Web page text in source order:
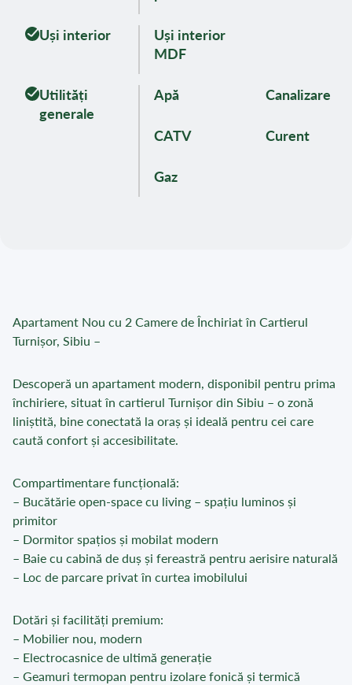
Uși interior
Uși interior
MDF
Utilități
generale
Apă Canalizare
CATV Curent
Gaz
Apartament Nou cu 2 Camere de Închiriat în Cartierul
Turnișor, Sibiu –
Descoperă un apartament modern, disponibil pentru prima
închiriere, situat în cartierul Turnișor din Sibiu – o zonă
liniștită, bine conectată la oraș și ideală pentru cei care
caută confort și accesibilitate.
Compartimentare funcțională:
– Bucătărie open-space cu living – spațiu luminos și
primitor
– Dormitor spațios și mobilat modern
– Baie cu cabină de duș și fereastră pentru aerisire naturală
– Loc de parcare privat în curtea imobilului
Dotări și facilități premium:
– Mobilier nou, modern
– Electrocasnice de ultimă generație
– Geamuri termopan pentru izolare fonică și termică